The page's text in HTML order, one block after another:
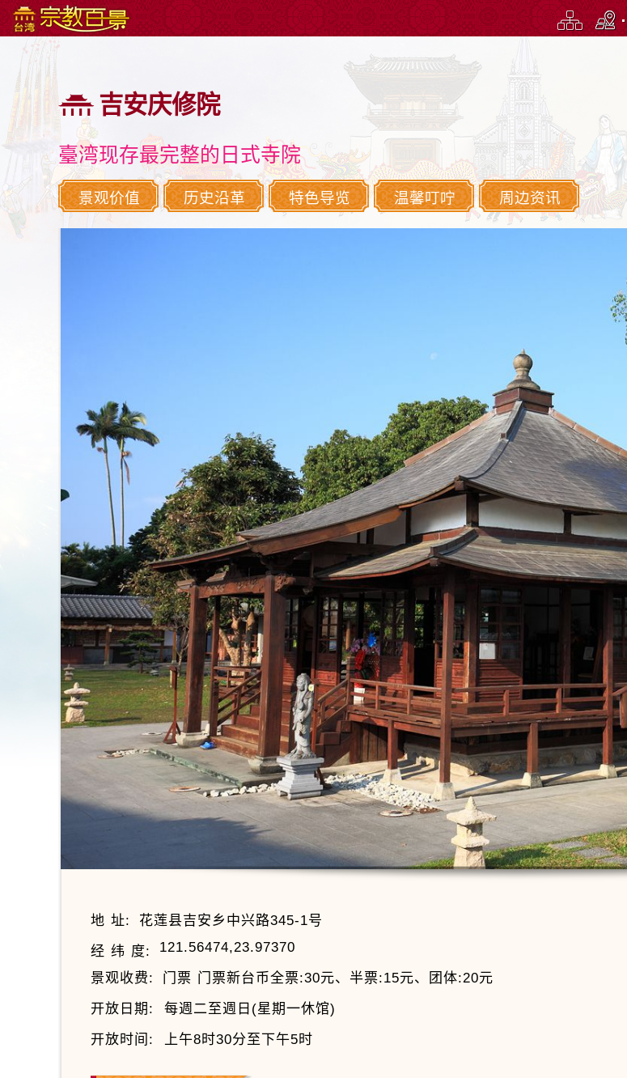
内
容
块
:::
吉安庆修院
臺湾现存最完整的日式寺院
景观价值 历史沿革 特色导览 温馨叮咛 周边资讯
地 址:
花莲县吉安乡中兴路345-1号
经 纬 度:
121.56474,23.97370
景观收费:
门票 门票新台币全票:30元、半票:15元、团体:20元
开放日期:
每週二至週日(星期一休馆)
开放时间:
上午8时30分至下午5时